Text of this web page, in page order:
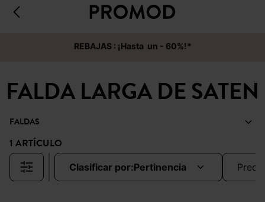
REBAJAS : ¡Hasta un - 60%!*
FALDA LARGA DE SATEN
FALDAS
1 ARTÍCULO
clasificar por: pertinencia precio